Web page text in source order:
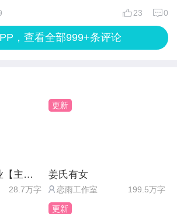
更新周期长所以我也不是天天在
更没记事了 ，上一次玩的
，所以我也完全没有想起来这事
一半还在少一点 ，也不知道后续
虽然会错过很多活动和折扣也没
不敢玩下去了，要再来一次这情
不了 [捂脸]， 我\"功反”就是这样过
0
23
，查看全部999+条评论
拜托，我要搞事业【主线免费】
28.7万字
更新
姜氏有女
恋雨工作室 199.5万字
更新